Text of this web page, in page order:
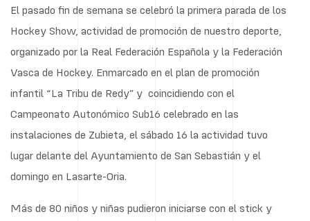
El pasado fin de semana se celebró la primera parada de los
Hockey Show, actividad de promoción de nuestro deporte,
organizado por la Real Federación Española y la Federación
Vasca de Hockey. Enmarcado en el plan de promoción
infantil “La Tribu de Redy” y coincidiendo con el
Campeonato Autonómico Sub16 celebrado en las
instalaciones de Zubieta, el sábado 16 la actividad tuvo
lugar delante del Ayuntamiento de San Sebastián y el
domingo en Lasarte-Oria.
Más de 80 niños y niñas pudieron iniciarse con el stick y